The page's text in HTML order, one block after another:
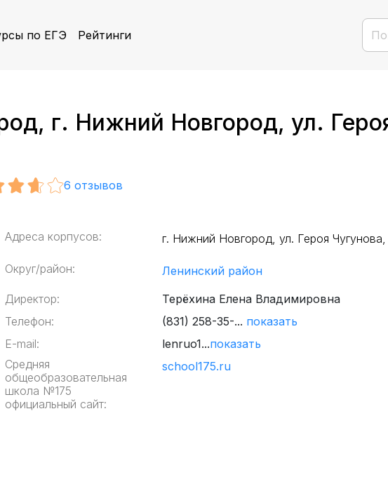
по ЕГЭ Рейтинги
г. Нижний Новгород, ул.
6 отзывов
Адреса корпусов: г. Нижний Новгород, ул. Героя
Округ/район:
Ленинский район
Директор:
Терёхина Елена Владимировна
Телефон:
(831) 258-35-... показать
E-mail:
lenruo1...показать
Средняя
общеобразовательная
школа №175
официальный сайт:
school175.ru